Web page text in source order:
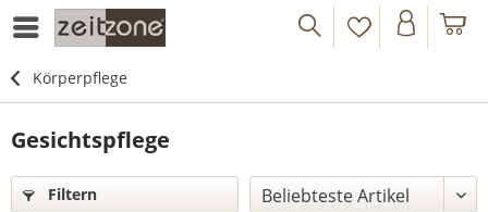
Körperpflege
Gesichtspflege
Filtern